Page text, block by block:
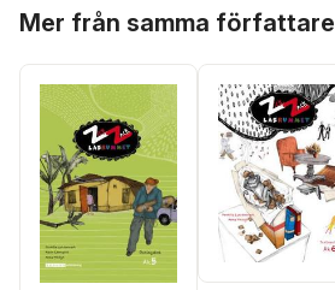
Mer från samma författare